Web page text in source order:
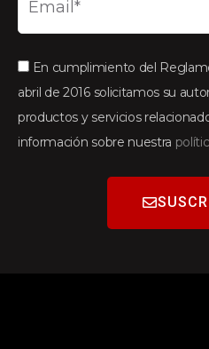
En cumplimiento del
abril de 2016 solicitamos su
productos y servicios
información sobre nuestra